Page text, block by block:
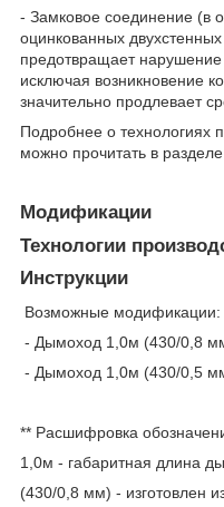
- Замковое соединение (в
оцинкованных
предотвращает нарушение
исключая возникновение
значительно продлевает
Подробнее о технологиях
можно прочитать в разделе
Модификации
Технологии
Инструкции
Возможные модификации:
- Дымоход 1,0м (430/0,8
- Дымоход 1,0м (430/0,5
** Расшифровка
1,0м - габаритная длина
(430/0,8 мм) - изготовлен